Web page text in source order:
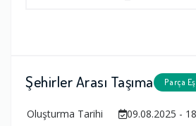
Şehirler Arası Taşıma Parça
Oluşturma Tarihi
09.08.2025 -